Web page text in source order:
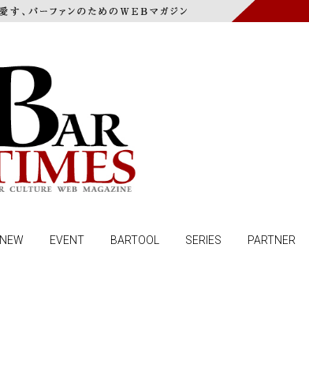
NEW EVENT BARTOOL SERIES PARTNER